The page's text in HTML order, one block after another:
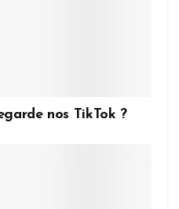
nos TikTok ?